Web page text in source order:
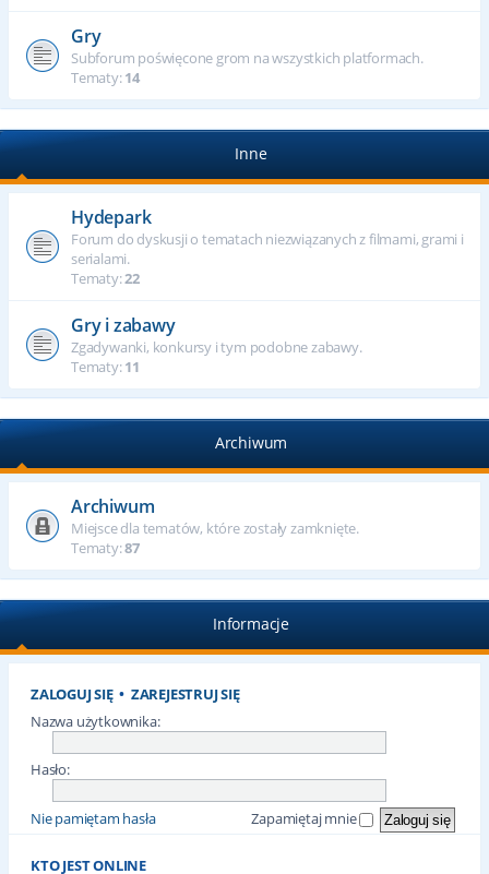
Gry
Subforum poświęcone grom na wszystkich platformach.
Tematy:14
Inne
Hydepark
Forum do dyskusji o tematach niezwiązanych z filmami, grami i
serialami.
Tematy:22
Gry i zabawy
Zgadywanki, konkursy i tym podobne zabawy.
Tematy:11
Archiwum
Archiwum
Miejsce dla tematów, które zostały zamknięte.
Tematy:87
Informacje
ZALOGUJ SIĘ• ZAREJESTRUJ SIĘ
Nazwa użytkownika:
Hasło:
Nie pamiętam hasła Zapamiętaj mnie
KTO JEST ONLINE